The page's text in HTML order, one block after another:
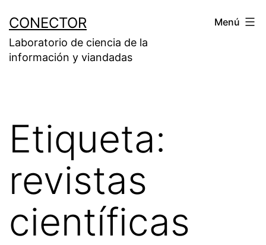
contenido
CONECTOR
Laboratorio de ciencia de la
información y viandadas
Menú
Etiqueta:
revistas
científicas